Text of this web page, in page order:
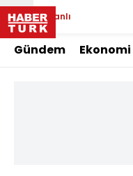
Canlı
Gündem Ekonomi